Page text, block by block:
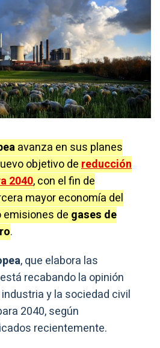
avanza en sus planes
objetivo dereducción
2040, con el fin de
mayor economía del
de gases de
.
, que elabora las
recabando la opinión
y la sociedad civil
2040, según
recientemente.